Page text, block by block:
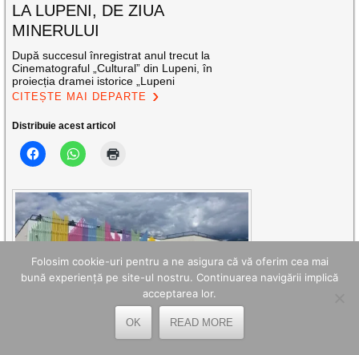
LA LUPENI, DE ZIUA
MINERULUI
După succesul înregistrat anul trecut la
Cinematograful „Cultural” din Lupeni, în
proiecția dramei istorice „Lupeni
CITEȘTE MAI DEPARTE
Distribuie acest articol
S-A INAUGURAT PRIMA CREȘĂ
PENTRU COPII CONSTRUITĂ
Folosim cookie-uri pentru a ne asigura că vă oferim cea mai
bună experiență pe site-ul nostru. Continuarea navigării implică
acceptarea lor.
OK READ MORE